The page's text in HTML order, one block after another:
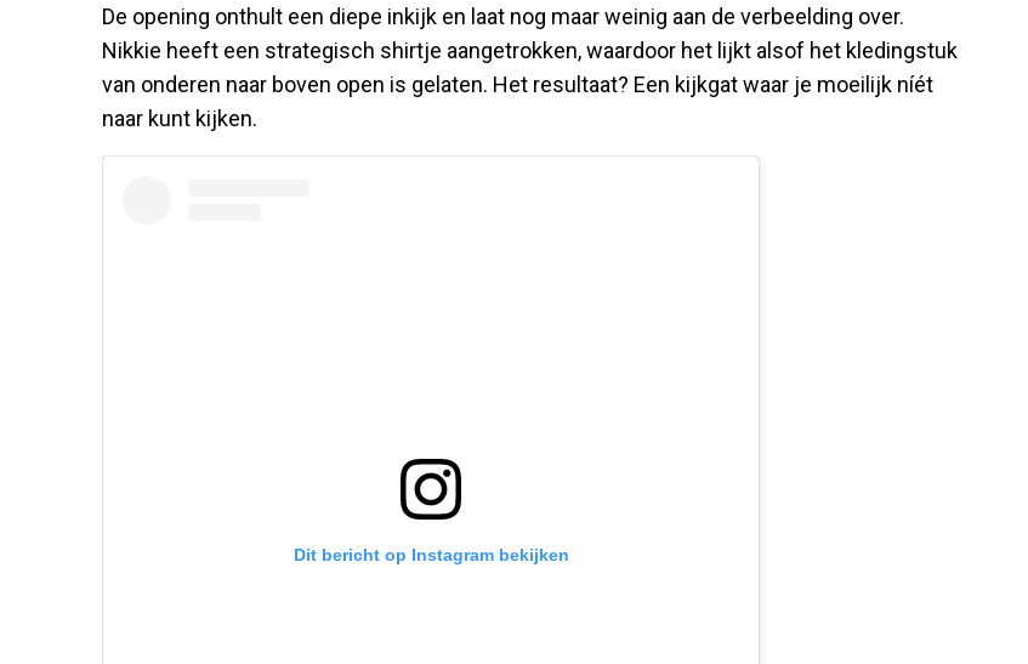
De opening onthult een diepe inkijk en laat nog maar weinig aan de verbeelding over.
Nikkie heeft een strategisch shirtje aangetrokken, waardoor het lijkt alsof het kledingstuk
van onderen naar boven open is gelaten. Het resultaat? Een kijkgat waar je moeilijk níét
naar kunt kijken.
Dit bericht op Instagram bekijken